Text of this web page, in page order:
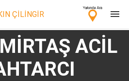
ÇİLİNGİR
ACİL